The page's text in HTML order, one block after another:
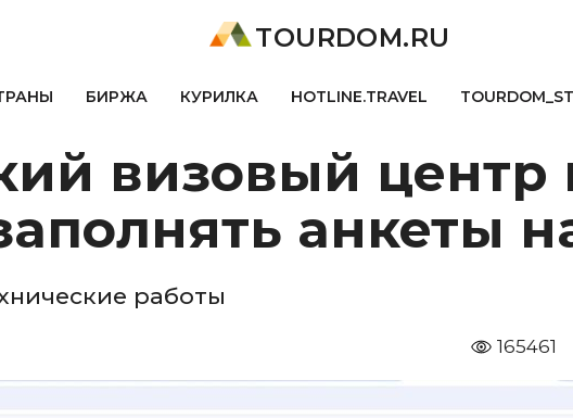
TOURDOM.RU
БИРЖА КУРИЛКА HOTLINE.TRAVEL
визовый центр
анкеты
работы
165461